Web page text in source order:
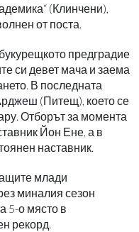
(Клинчени),
от поста.
предградие
си девет мача и заема
В последната
(Питещ), което се
Отборът за момента
Йон Ене, а в
наставник.
млади
миналия сезон
5-о място в
рекорд.